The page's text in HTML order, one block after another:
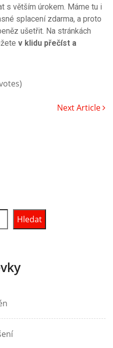
s větším úrokem. Máme tu i
splacení zdarma, a proto
ušetřit. Na stránkách
v klidu přečíst a
Next Article
Hledat